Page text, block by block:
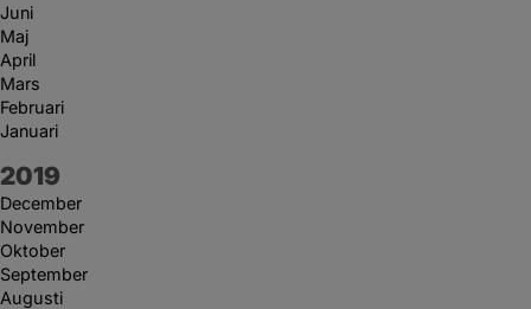
Juni
Maj
April
Mars
Februari
Januari
År:
2019
December
November
Oktober
September
Augusti